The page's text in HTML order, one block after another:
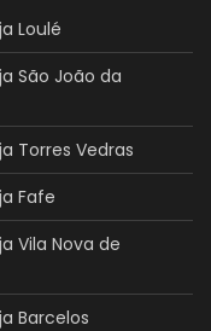
Loulé
São João da
Torres Vedras
Fafe
Vila Nova de
Barcelos